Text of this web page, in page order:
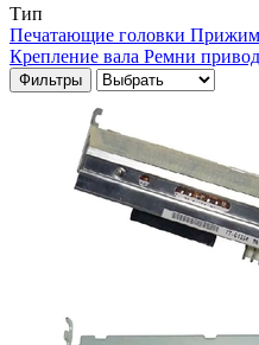
Тип
Печатающие головки
Крепление вала Ремни
Фильтры